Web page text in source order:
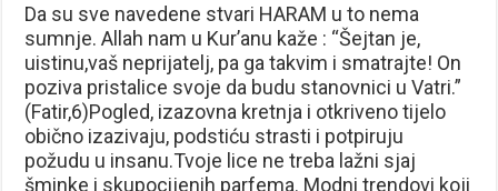
Da su sve navedene stvari HARAM u to nema
sumnje. Allah nam u Kur’anu kaže : “Šejtan je,
uistinu,vaš neprijatelj, pa ga takvim i smatrajte! On
poziva pristalice svoje da budu stanovnici u Vatri.”
(Fatir,6)Pogled, izazovna kretnja i otkriveno tijelo
obično izazivaju, podstiću strasti i potpiruju
požudu u insanu.Tvoje lice ne treba lažni sjaj
šminke i skupocijenih parfema. Modni trendovi koji